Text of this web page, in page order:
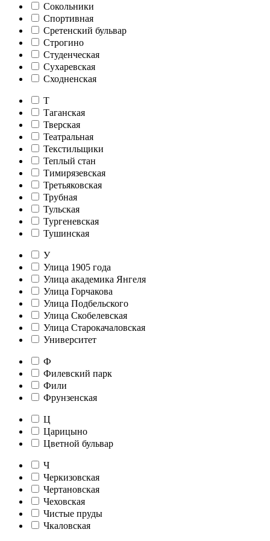
Сокольники
Спортивная
Сретенский бульвар
Строгино
Студенческая
Сухаревская
Сходненская
Т
Таганская
Тверская
Театральная
Текстильщики
Теплый стан
Тимирязевская
Третьяковская
Трубная
Тульская
Тургеневская
Тушинская
У
Улица 1905 года
Улица академика Янгеля
Улица Горчакова
Улица Подбельского
Улица Скобелевская
Улица Старокачаловская
Университет
Ф
Филевский парк
Фили
Фрунзенская
Ц
Царицыно
Цветной бульвар
Ч
Черкизовская
Чертановская
Чеховская
Чистые пруды
Чкаловская